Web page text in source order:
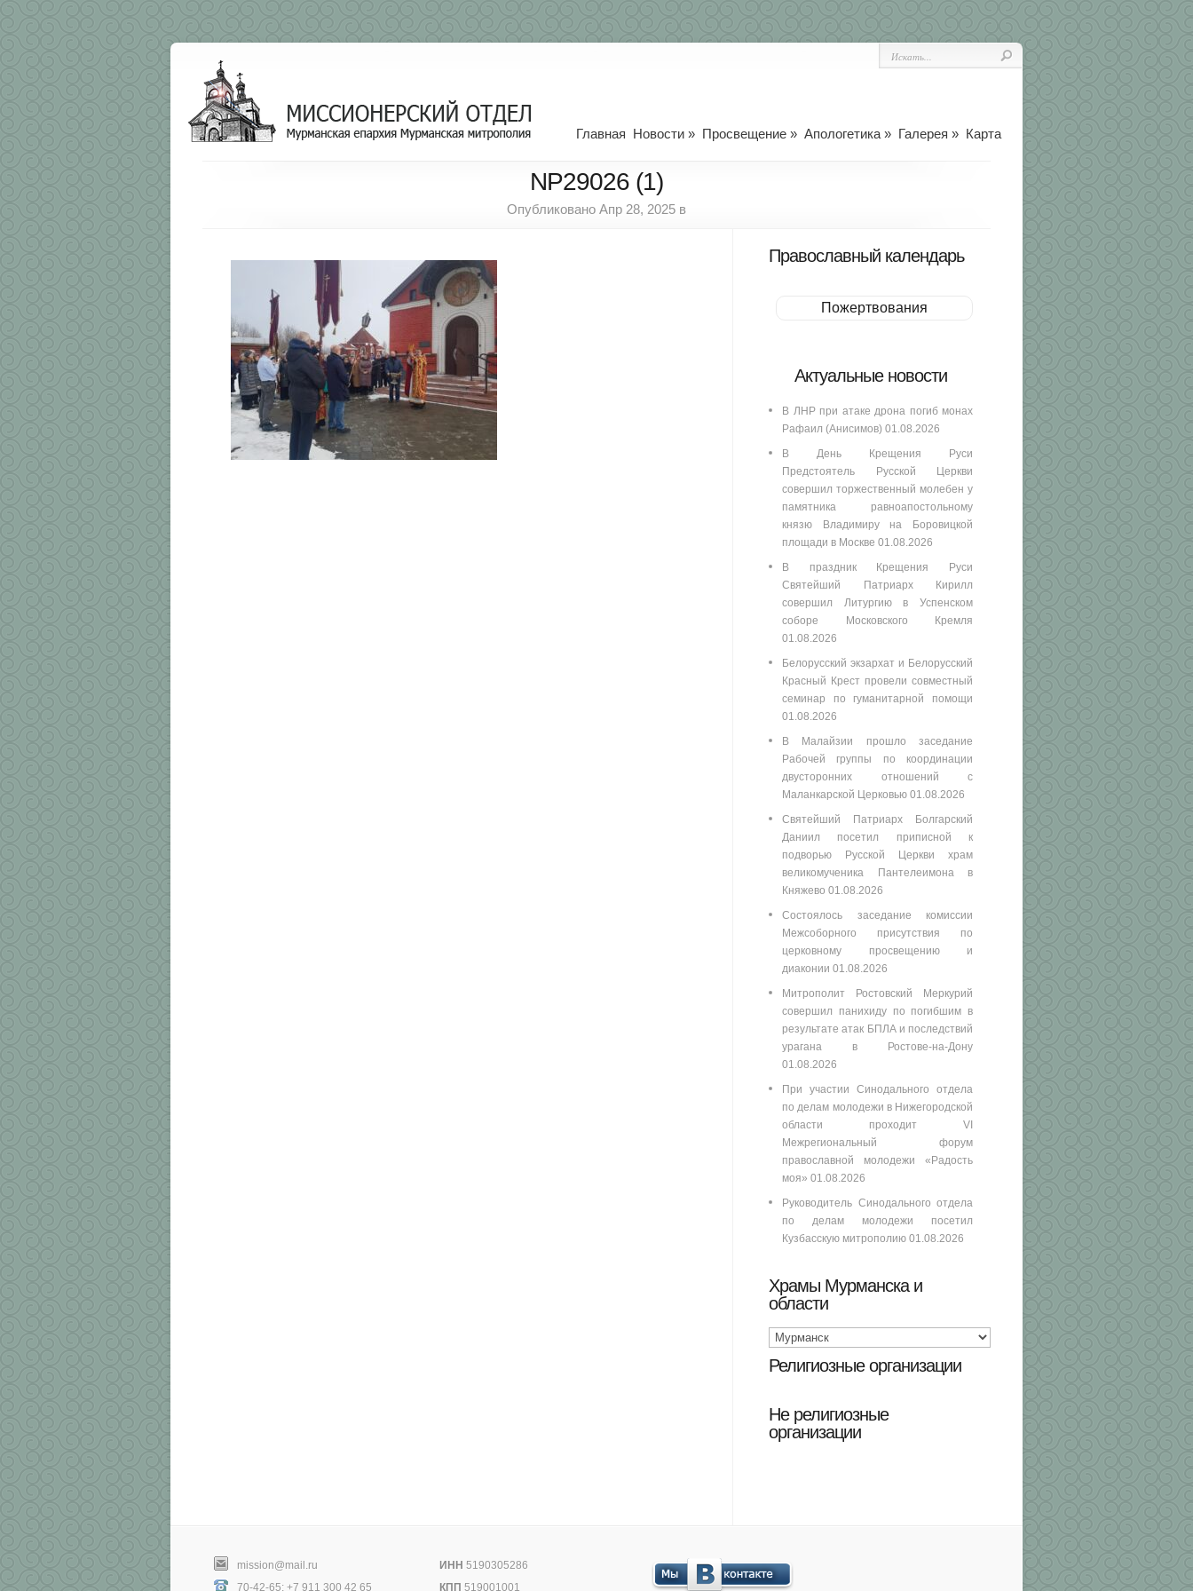
Главная Новости » Просвещение » Апологетика » Галерея » Карта
NP29026 (1)
Опубликовано Апр 28, 2025 в
Православный календарь
Пожертвования
Актуальные новости
В ЛНР при атаке дрона погиб монах
Рафаил (Анисимов) 01.08.2026
В День Крещения Руси
Предстоятель Русской Церкви
совершил торжественный молебен у
памятника равноапостольному
князю Владимиру на Боровицкой
площади в Москве 01.08.2026
В праздник Крещения Руси
Святейший Патриарх Кирилл
совершил Литургию в Успенском
соборе Московского Кремля
01.08.2026
Белорусский экзархат и Белорусский
Красный Крест провели совместный
семинар по гуманитарной помощи
01.08.2026
В Малайзии прошло заседание
Рабочей группы по координации
двусторонних отношений с
Маланкарской Церковью 01.08.2026
Святейший Патриарх Болгарский
Даниил посетил приписной к
подворью Русской Церкви храм
великомученика Пантелеимона в
Княжево 01.08.2026
Состоялось заседание комиссии
Межсоборного присутствия по
церковному просвещению и
диаконии 01.08.2026
Митрополит Ростовский Меркурий
совершил панихиду по погибшим в
результате атак БПЛА и последствий
урагана в Ростове-на-Дону
01.08.2026
При участии Синодального отдела
по делам молодежи в Нижегородской
области проходит VI
Межрегиональный форум
православной молодежи «Радость
моя» 01.08.2026
Руководитель Синодального отдела
по делам молодежи посетил
Кузбасскую митрополию 01.08.2026
Храмы Мурманска и
области
Религиозные организации
Не религиозные
организации
mission@mail.ru
70-42-65; +7 911 300 42 65
ИНН 5190305286
КПП 519001001